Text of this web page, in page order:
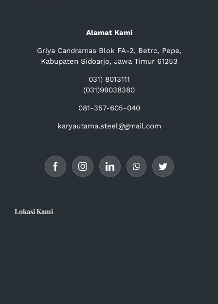
Alamat Kami
Griya Candramas Blok FA-2, Betro, Pepe,
Kabupaten Sidoarjo, Jawa Timur 61253
031) 8013111
(031)99038380
081-357-605-040
karyautama.steel@gmail.com
Lokasi Kami